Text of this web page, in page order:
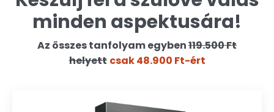
minden aspektusára!
Az összes tanfolyam egyben119.500 Ft
helyett csak 48.900 Ft-ért